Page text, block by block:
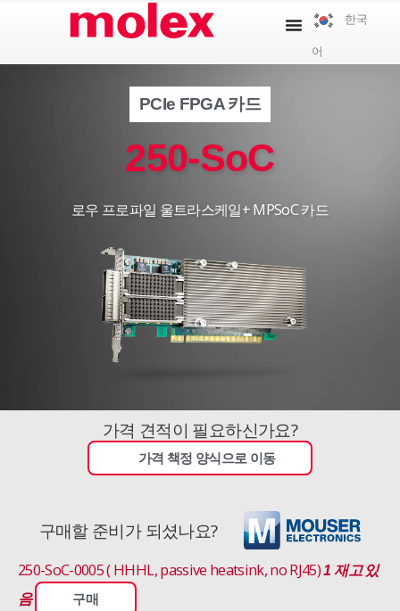
한국
어
PCIe FPGA 카드
250-SoC
로우 프로파일 울트라스케일+ MPSoC 카드
가격 견적이 필요하신가요?
가격 책정 양식으로 이동
구매할 준비가 되셨나요?
250-SoC-0005 ( HHHL, passive heatsink, no RJ45)1 재고 있
음
구매